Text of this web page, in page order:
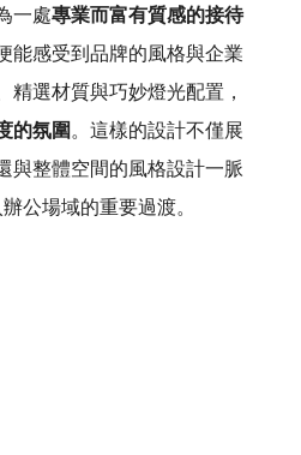
一處專業而富有質感的接待
能感受到品牌的風格與企業
精選材質與巧妙燈光配置，
的氛圍。這樣的設計不僅展
與整體空間的風格設計一脈
公場域的重要過渡。